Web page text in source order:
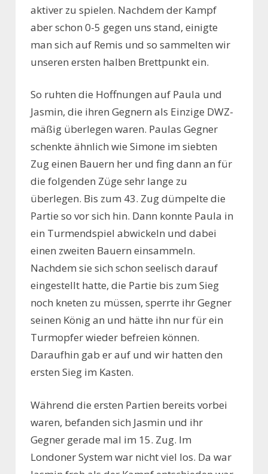
aktiver zu spielen. Nachdem der Kampf
aber schon 0-5 gegen uns stand, einigte
man sich auf Remis und so sammelten wir
unseren ersten halben Brettpunkt ein.
So ruhten die Hoffnungen auf Paula und
Jasmin, die ihren Gegnern als Einzige DWZ-
mäßig überlegen waren. Paulas Gegner
schenkte ähnlich wie Simone im siebten
Zug einen Bauern her und fing dann an für
die folgenden Züge sehr lange zu
überlegen. Bis zum 43. Zug dümpelte die
Partie so vor sich hin. Dann konnte Paula in
ein Turmendspiel abwickeln und dabei
einen zweiten Bauern einsammeln.
Nachdem sie sich schon seelisch darauf
eingestellt hatte, die Partie bis zum Sieg
noch kneten zu müssen, sperrte ihr Gegner
seinen König an und hätte ihn nur für ein
Turmopfer wieder befreien können.
Daraufhin gab er auf und wir hatten den
ersten Sieg im Kasten.
Während die ersten Partien bereits vorbei
waren, befanden sich Jasmin und ihr
Gegner gerade mal im 15. Zug. Im
Londoner System war nicht viel los. Da war